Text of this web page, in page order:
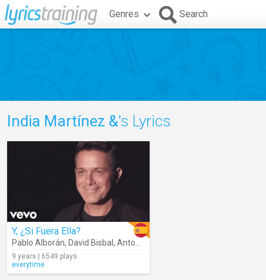
Genres Search
India Martínez &'s Lyrics
Y, ¿Si Fuera Ella?
Pablo Alborán, David Bisbal , Antonio Carmona
9 years | 6549 plays
everytime